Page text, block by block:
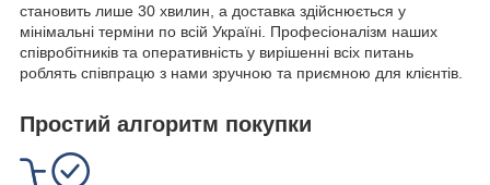
становить лише 30 хвилин, а доставка здійснюється у
мінімальні терміни по всій Україні. Професіоналізм наших
співробітників та оперативність у вирішенні всіх питань
роблять співпрацю з нами зручною та приємною для клієнтів.
Простий алгоритм покупки